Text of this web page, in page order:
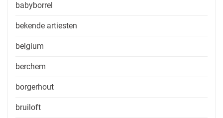
babyborrel
bekende artiesten
belgium
berchem
borgerhout
bruiloft